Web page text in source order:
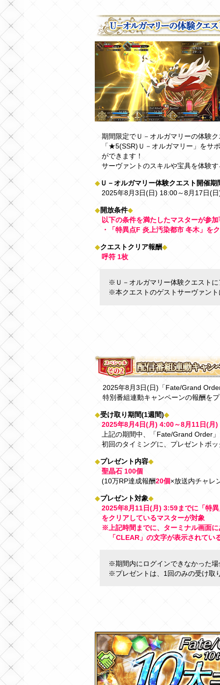
期間限定でＵ－オルガマリーの体験
「★5(SSR)Ｕ－オルガマリー」をサ
ができます！
サーヴァントのスキルや宝具を体験
◆Ｕ－オルガマリー体験クエスト開催期
2025年8月3日(日) 18:00～8月17日(
◆開放条件◆
以下の条件を満たしたマスターが参
・「特異点F 炎上汚染都市 冬木」を
◆クエストクリア報酬◆
呼符 1枚
※Ｕ－オルガマリー体験クエスト
※本クエストのゲストサーヴァン
2025年8月3日(日)「Fate/Grand
特別番組連動キャンペーンの報酬を
◆受け取り期間(1週間)◆
2025年8月4日(月) 4:00～8月11日(月
上記の期間中、「Fate/Grand Order
初回のタイミングに、プレゼントボ
◆プレゼント内容◆
聖晶石 100個
(10万RP達成報酬20個×放送内チャレ
◆プレゼント対象◆
2025年8月11日(月) 3:59までに「特
をクリアしているマスターが対象
※上記時間までに、ターミナル画面
「CLEAR」の文字が表示されてい
※期間内にログインできなかった
※プレゼントは、1回のみの受け取